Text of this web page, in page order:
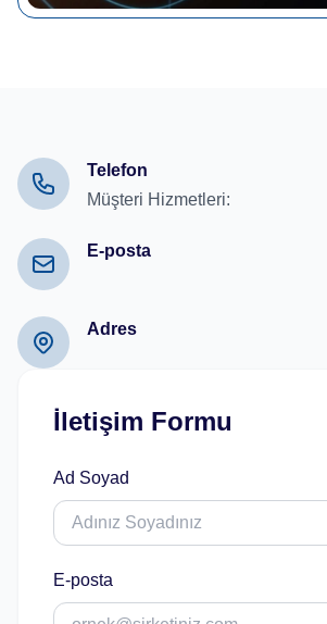
Telefon
Müşteri Hizmetleri:
E-posta
Adres
İletişim Formu
Ad Soyad
E-posta